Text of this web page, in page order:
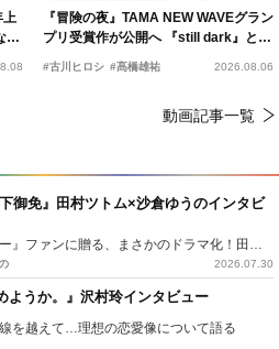
上
い
『冒険の夜』TAMA NEW WAVEグラン
プリ受賞作が公開へ 『still dark』と同
時上映決定
#古川ヒロシ #髙橋雄祐 2026.08.06
動画記事一覧
御免』田村ツトム×沙倉ゆうのインタビ
『侍タイムスリッパー』ファンに贈る、まさかのドラマ化！田村ツトム×沙倉ゆうのが語る『心配無用ノ介』撮影秘話
2026.07.30
ようか。』沢村玲インタビュー
を越えて…理想の恋愛像について語る